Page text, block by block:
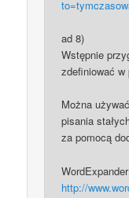
ad 8)
Wstępnie
zdefiniować w
Można
pisania
za pomocą
WordExpander
http://